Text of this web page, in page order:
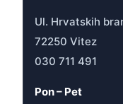
Ul. Hrvatskih
72250 Vitez
030 711 491
Pon – Pet